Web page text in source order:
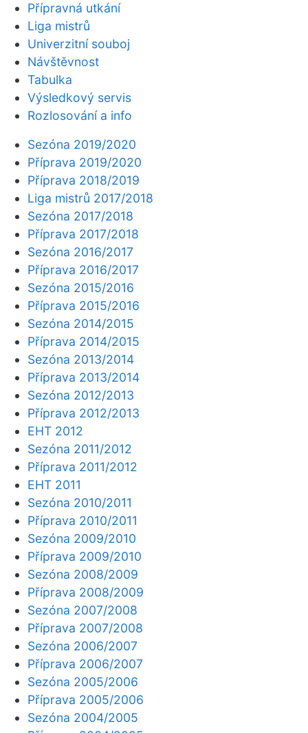
Přípravná utkání
Liga mistrů
Univerzitní souboj
Návštěvnost
Tabulka
Výsledkový servis
Rozlosování a info
Sezóna 2019/2020
Příprava 2019/2020
Příprava 2018/2019
Liga mistrů 2017/2018
Sezóna 2017/2018
Příprava 2017/2018
Sezóna 2016/2017
Příprava 2016/2017
Sezóna 2015/2016
Příprava 2015/2016
Sezóna 2014/2015
Příprava 2014/2015
Sezóna 2013/2014
Příprava 2013/2014
Sezóna 2012/2013
Příprava 2012/2013
EHT 2012
Sezóna 2011/2012
Příprava 2011/2012
EHT 2011
Sezóna 2010/2011
Příprava 2010/2011
Sezóna 2009/2010
Příprava 2009/2010
Sezóna 2008/2009
Příprava 2008/2009
Sezóna 2007/2008
Příprava 2007/2008
Sezóna 2006/2007
Příprava 2006/2007
Sezóna 2005/2006
Příprava 2005/2006
Sezóna 2004/2005